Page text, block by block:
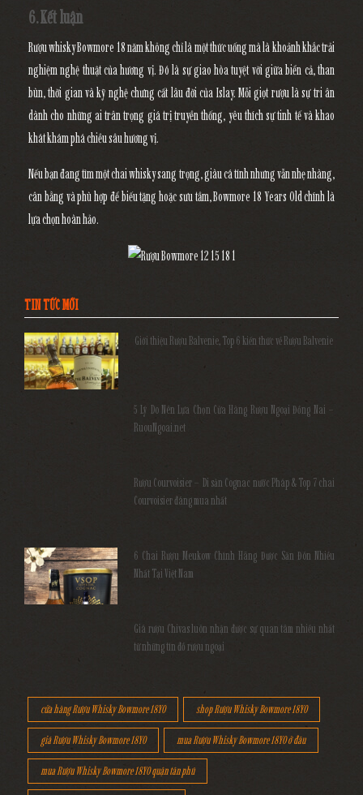
6. Kết luận
Rượu whisky Bowmore 18 nămkhông chỉ là một thức uống mà là khoảnh khắc trải
nghiệm nghệ thuật của hương vị. Đó là sự giao hòa tuyệt vời giữa biển cả, than
bùn, thời gian và kỹ nghệ chưng cất lâu đời của Islay. Mỗi giọt rượu là sự tri ân
dành cho những ai trân trọng giá trị truyền thống, yêu thích sự tinh tế và khao
khát khám phá chiều sâu hương vị.
Nếu bạn đang tìm một chai whisky sang trọng, giàu cá tính nhưng vẫn nhẹ nhàng,
cân bằng và phù hợp để biếu tặng hoặc sưu tầm,Bowmore 18 Years Oldchính là
lựa chọn hoàn hảo.
TIN TỨC MỚI
Giới thiệu Rượu Balvenie, Top 6 kiến thức về Rượu Balvenie
5 Lý Do Nên Lựa Chọn Cửa Hàng Rượu Ngoại Đồng Nai –
RuouNgoai.net
Rượu Courvoisier – Di sản Cognac nước Pháp & Top 7 chai
Courvoisier đáng mua nhất
6 Chai Rượu Meukow Chính Hãng Được Săn Đón Nhiều
Nhất Tại Việt Nam
Giá rượu Chivas luôn nhận được sự quan tâm nhiều nhất
từ những tín đồ rượu ngoại
cửa hàng Rượu Whisky Bowmore 18YO shop Rượu Whisky Bowmore 18YO
giá Rượu Whisky Bowmore 18YO mua Rượu Whisky Bowmore 18YO ở đâu
mua Rượu Whisky Bowmore 18YO quận tân phú